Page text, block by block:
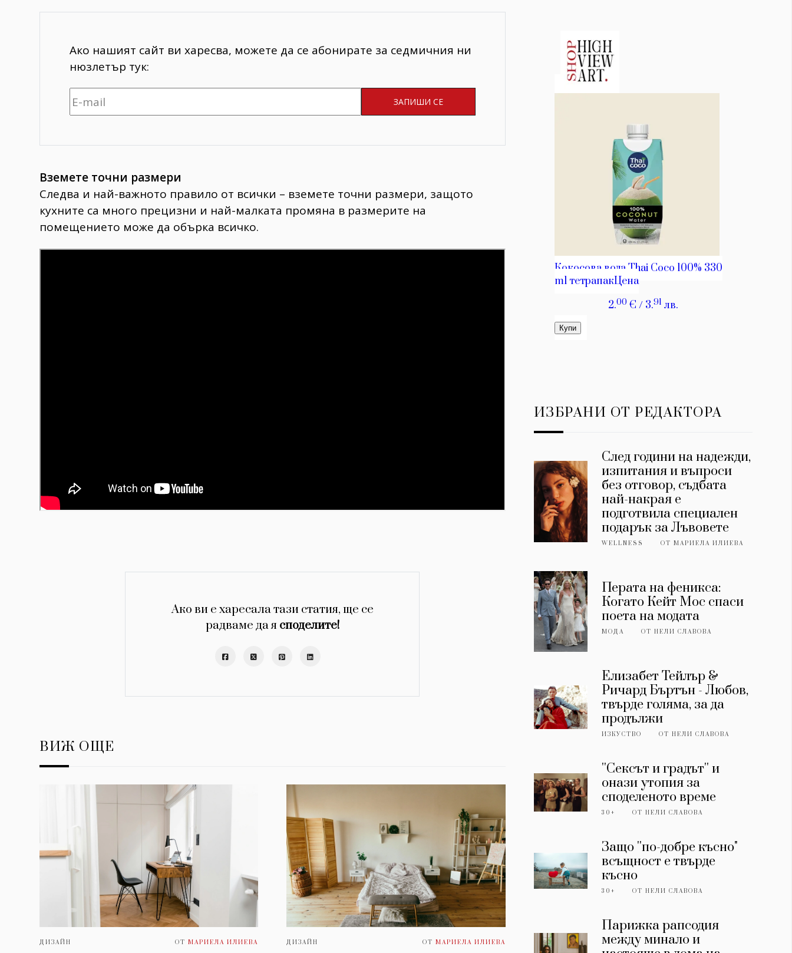
Ако нашият сайт ви харесва, можете да се абонирате за седмичния ни
нюзлетър тук:
Вземете точни размери
Следва и най-важното правило от всички – вземете точни размери, защото
кухните са много прецизни и най-малката промяна в размерите на
помещението може да обърка всичко.
Ако ви е харесала тази статия, ще се
радваме да я споделите!
ВИЖ ОЩЕ
ДИЗАЙН ОТМАРИЕЛА ИЛИЕВА ДИЗАЙН ОТ МАРИЕЛА ИЛИЕВА
ИЗБРАНИ ОТ РЕДАКТОРА
След години на надежди,
изпитания и въпроси
без отговор, съдбата
най-накрая е
подготвила специален
подарък за Лъвовете
WELLNESS ОТМАРИЕЛА ИЛИЕВА
Перата на феникса:
Когато Кейт Мос спаси
поета на модата
МОДА ОТНЕЛИ СЛАВОВА
Елизабет Тейлър &
Ричард Бъртън - Любов,
твърде голяма, за да
продължи
ИЗКУСТВО ОТНЕЛИ СЛАВОВА
''Сексът и градът'' и
онази утопия за
споделеното време
30+ ОТНЕЛИ СЛАВОВА
Защо ''по-добре късно"
всъщност е твърде
късно
30+ ОТНЕЛИ СЛАВОВА
Парижка рапсодия
между минало и